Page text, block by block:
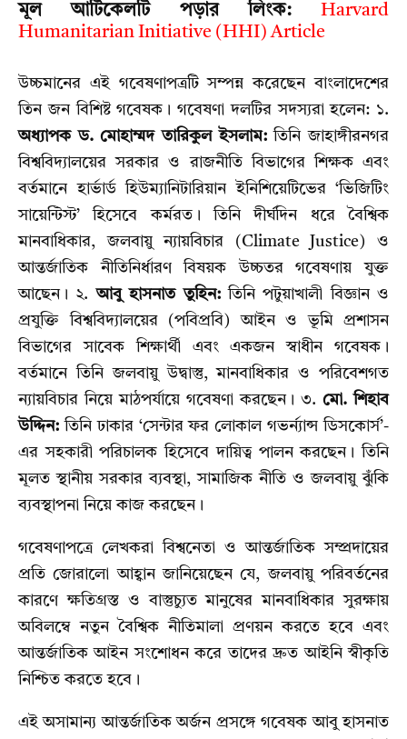
মূল আর্টিকেলটি পড়ার লিংক:
Harvard
Humanitarian Initiative (HHI) Article
উচ্চমানের এই গবেষণাপত্রটি সম্পন্ন করেছেন বাংলাদেশের
তিন জন বিশিষ্ট গবেষক। গবেষণা দলটির সদস্যরা হলেন: ১.
অধ্যাপক ড. মোহাম্মদ তারিকুল ইসলাম:তিনি জাহাঙ্গীরনগর
বিশ্ববিদ্যালয়ের সরকার ও রাজনীতি বিভাগের শিক্ষক এবং
বর্তমানে হার্ভার্ড হিউম্যানিটারিয়ান ইনিশিয়েটিভের ‘ভিজিটিং
সায়েন্টিস্ট’ হিসেবে কর্মরত। তিনি দীর্ঘদিন ধরে বৈশ্বিক
মানবাধিকার, জলবায়ু ন্যায়বিচার (Climate Justice) ও
আন্তর্জাতিক নীতিনির্ধারণ বিষয়ক উচ্চতর গবেষণায় যুক্ত
আছেন। ২.আবু হাসনাত তুহিন:তিনি পটুয়াখালী বিজ্ঞান ও
প্রযুক্তি বিশ্ববিদ্যালয়ের (পবিপ্রবি) আইন ও ভূমি প্রশাসন
বিভাগের সাবেক শিক্ষার্থী এবং একজন স্বাধীন গবেষক।
বর্তমানে তিনি জলবায়ু উদ্বাস্তু, মানবাধিকার ও পরিবেশগত
ন্যায়বিচার নিয়ে মাঠপর্যায়ে গবেষণা করছেন। ৩. মো. শিহাব
উদ্দিন: তিনি ঢাকার ‘সেন্টার ফর লোকাল গভর্ন্যান্স ডিসকোর্স’-
এর সহকারী পরিচালক হিসেবে দায়িত্ব পালন করছেন। তিনি
মূলত স্থানীয় সরকার ব্যবস্থা, সামাজিক নীতি ও জলবায়ু ঝুঁকি
ব্যবস্থাপনা নিয়ে কাজ করছেন।
গবেষণাপত্রে লেখকরা বিশ্বনেতা ও আন্তর্জাতিক সম্প্রদায়ের
প্রতি জোরালো আহ্বান জানিয়েছেন যে, জলবায়ু পরিবর্তনের
কারণে ক্ষতিগ্রস্ত ও বাস্তুচ্যুত মানুষের মানবাধিকার সুরক্ষায়
অবিলম্বে নতুন বৈশ্বিক নীতিমালা প্রণয়ন করতে হবে এবং
আন্তর্জাতিক আইন সংশোধন করে তাদের দ্রুত আইনি স্বীকৃতি
নিশ্চিত করতে হবে।
এই অসামান্য আন্তর্জাতিক অর্জন প্রসঙ্গে গবেষক আবু হাসনাত